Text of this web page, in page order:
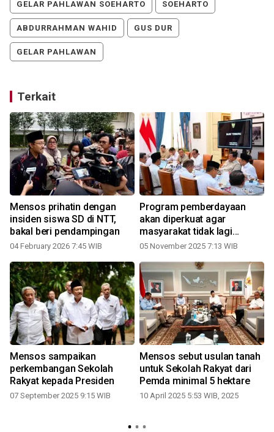
GELAR PAHLAWAN SOEHARTO SOEHARTO
ABDURRAHMAN WAHID GUS DUR
GELAR PAHLAWAN
Terkait
Mensos prihatin dengan
insiden siswa SD di NTT,
bakal beri pendampingan
04 February 2026 7:45 WIB
Program pemberdayaan
akan diperkuat agar
masyarakat tidak lagi
bergantung bansos
05 November 2025 7:13 WIB
Mensos sampaikan
perkembangan Sekolah
Rakyat kepada Presiden
07 September 2025 9:15 WIB
Mensos sebut usulan tanah
untuk Sekolah Rakyat dari
Pemda minimal 5 hektare
10 April 2025 5:53 WIB, 2025